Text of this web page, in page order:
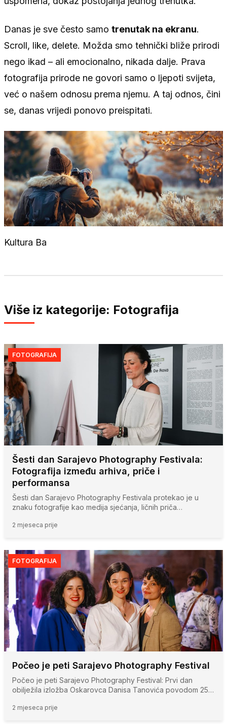
Danas je sve često samo trenutak na ekranu.
Scroll, like, delete. Možda smo tehnički bliže prirodi
nego ikad – ali emocionalno, nikada dalje. Prava
fotografija prirode ne govori samo o ljepoti svijeta,
već o našem odnosu prema njemu. A taj odnos, čini
se, danas vrijedi ponovo preispitati.
Kultura Ba
Više iz kategorije: Fotografija
FOTOGRAFIJA
Šesti dan Sarajevo Photography Festivala:
Fotografija između arhiva, priče i
performansa
Šesti dan Sarajevo Photography Festivala protekao je u
znaku fotografije kao medija sjećanja, ličnih priča…
2 mjeseca prije
FOTOGRAFIJA
Počeo je peti Sarajevo Photography Festival
Počeo je peti Sarajevo Photography Festival: Prvi dan
obilježila izložba Oskarovca Danisa Tanovića povodom 25…
2 mjeseca prije